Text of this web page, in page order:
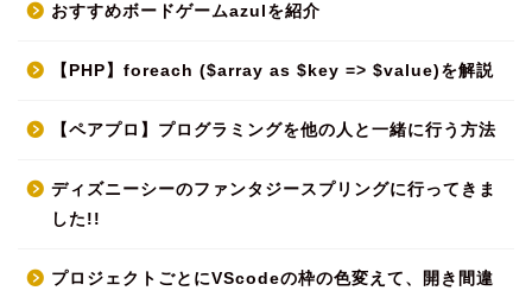
おすすめボードゲームazulを紹介
【PHP】foreach ($array as $key => $value)を解説
【ペアプロ】プログラミングを他の人と一緒に行う方法
ディズニーシーのファンタジースプリングに行ってきま
した!!
プロジェクトごとにVScodeの枠の色変えて、開き間違